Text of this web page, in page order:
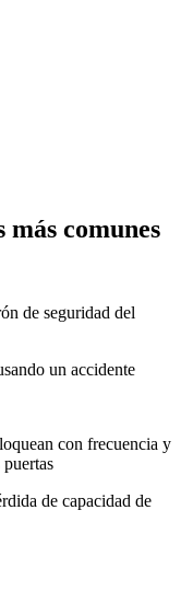
comunes
de seguridad del
un accidente
con frecuencia y
de capacidad de